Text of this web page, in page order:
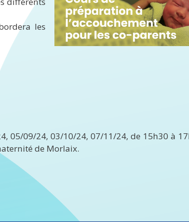
les
05/09/24, 03/10/24, 07/11/24, de 15h30 à
de Morlaix.